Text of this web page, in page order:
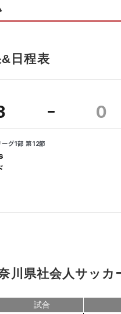
日程表
川県社会人サッカ
試合